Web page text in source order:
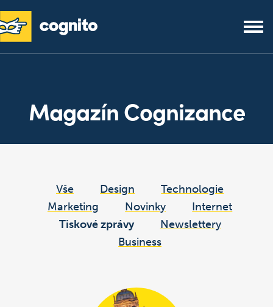
Magazín Cognizance
Vše Design
Technologie
Marketing
Novinky
Internet
Tiskové zprávy
Newslettery
Business